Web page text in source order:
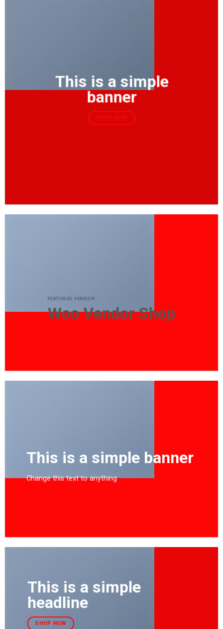
This is a simple
banner
SHOP NOW
FEATURED VENDOR
Woo Vendor Shop
This is a simple banner
Change this text to anything
This is a simple
headline
SHOP NOW